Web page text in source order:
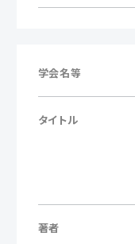
学会名等
タイトル
著者